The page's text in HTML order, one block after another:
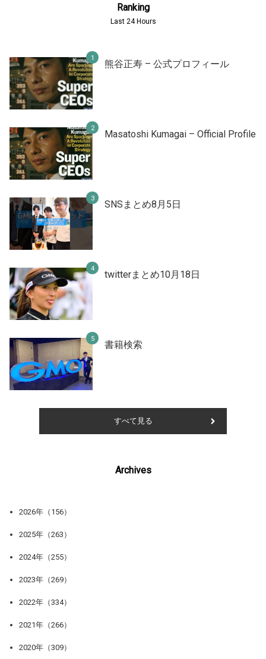
Ranking
Last 24 Hours
熊谷正寿 – 公式プロフィール
Masatoshi Kumagai – Official Profile
SNSまとめ8月5日
twitterまとめ10月18日
書籍検索
すべて見る
Archives
2026年（156）
2025年（263）
2024年（255）
2023年（269）
2022年（334）
2021年（266）
2020年（309）